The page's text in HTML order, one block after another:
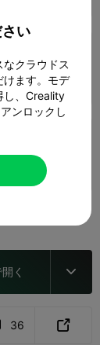
 27.42g
719.81g
く 
36 
い
クラウドス
けます。モデ
し、Creality
ンロックし